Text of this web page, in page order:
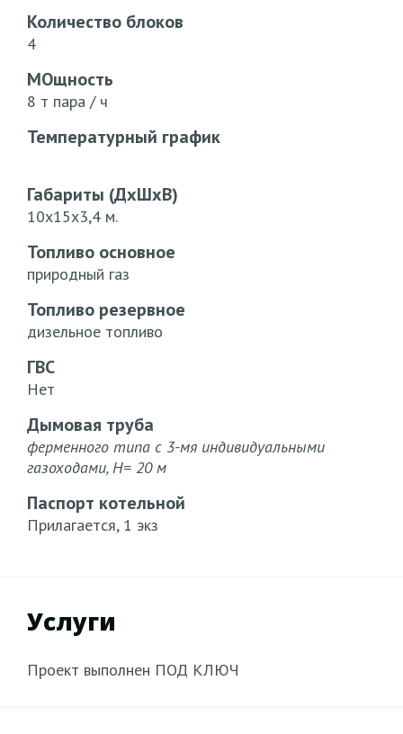
Количество блоков
4
МОщность
8 т пара / ч
Температурный график
Габариты (ДхШхВ)
10х15х3,4 м.
Топливо основное
природный газ
Топливо резервное
дизельное топливо
ГВС
Нет
Дымовая труба
ферменного типа с 3-мя индивидуальными
газоходами, Н= 20 м
Паспорт котельной
Прилагается, 1 экз
Услуги
Проект выполнен ПОД КЛЮЧ